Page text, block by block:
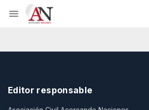
Editor responsable